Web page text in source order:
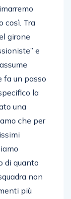
così. Tra
girone
e
fa un passo
la
una
che per
di quanto
non
più